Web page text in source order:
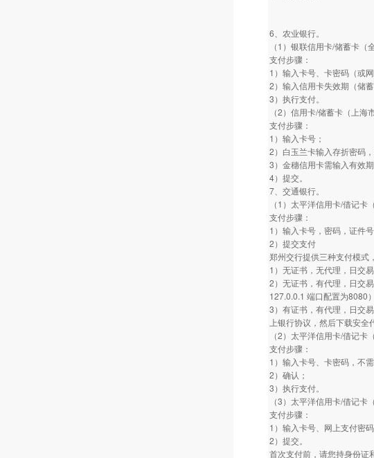
6、农业银行。
（1）银联信用卡/储蓄卡（
支付步骤：
1）输入卡号、卡密码（或
2）输入信用卡失效期（储
3）执行支付。
（2）信用卡/储蓄卡（上海市
支付步骤：
1）输入卡号；
2）白玉兰卡输入存折密码
3）金穗信用卡需输入有效期
4）提交。
7、交通银行。
（1）太平洋信用卡/借记卡
支付步骤：
1）输入卡号，密码，证件号
2）提交支付
郑州交行提供三种支付模式
1）无证书，无代理，日交
2）无证书，有代理，日交
127.0.0.1 端口配置为8080
3）有证书，有代理，日交
上银行协议，然后下载安
（2）太平洋信用卡/借记卡
支付步骤：
1）输入卡号、卡密码，不
2）确认；
3）执行支付。
（3）太平洋信用卡/借记卡
支付步骤：
1）输入卡号、网上支付密
2）提交。
首次支付前，请您持身份证